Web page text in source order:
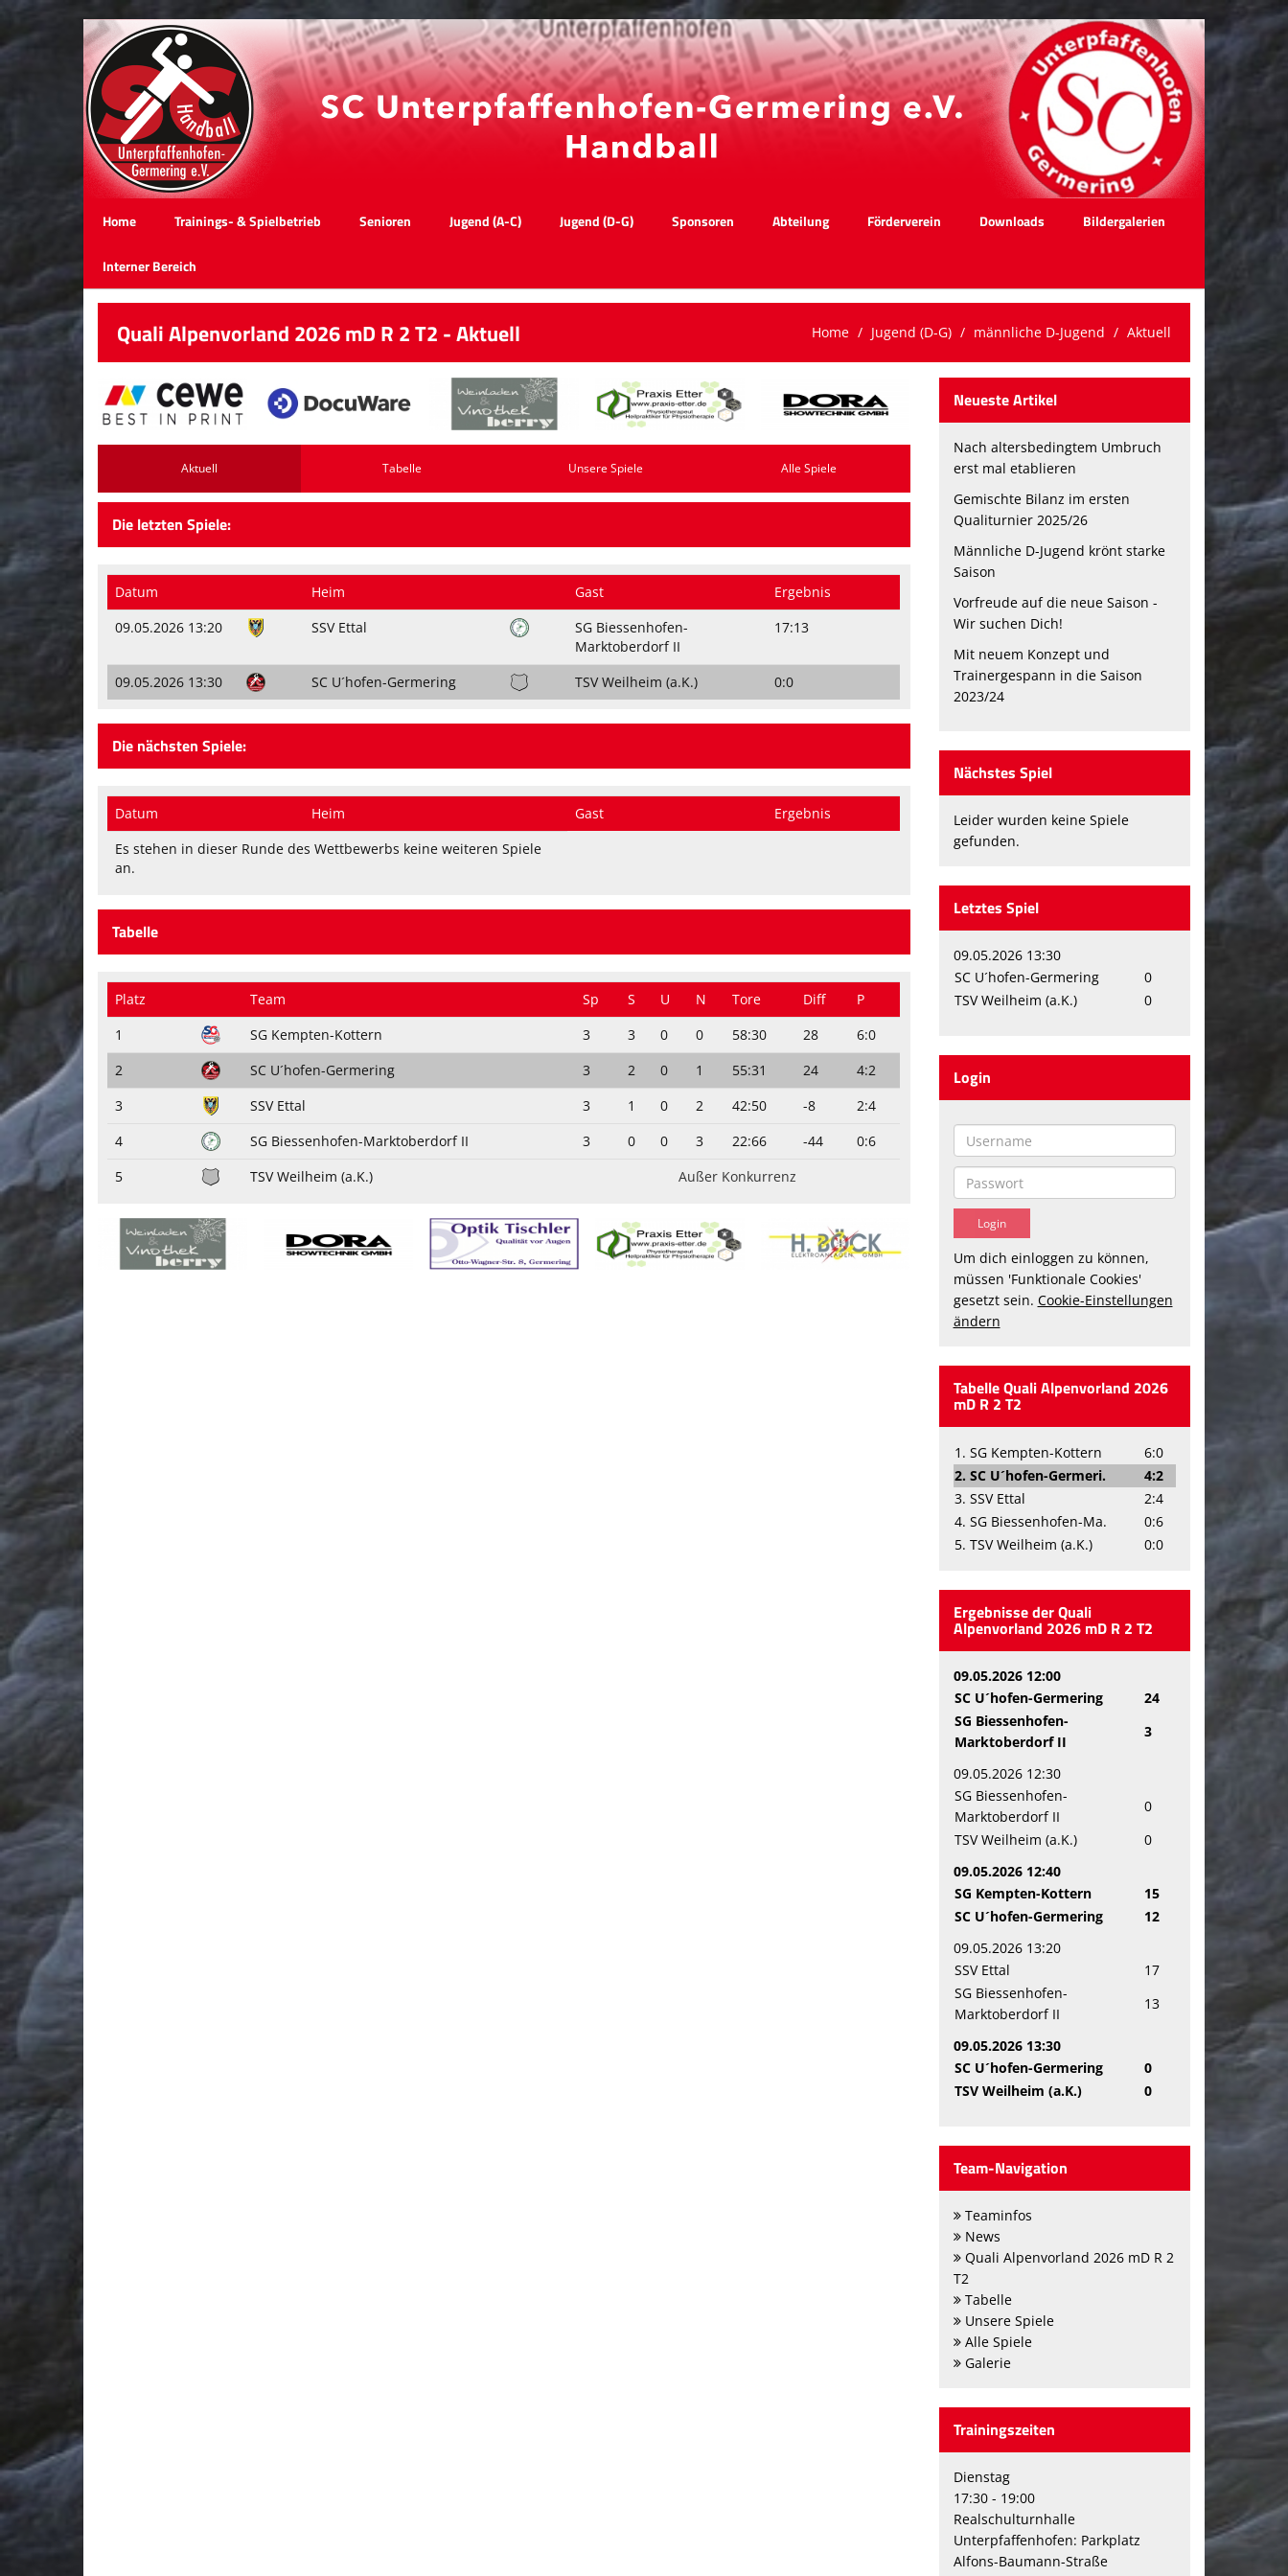
Home Trainings- & Spielbetrieb Senioren Jugend (A-C) Jugend (D-G) Sponsoren Abteilung Förderverein Downloads Bildergalerien
Interner Bereich
Quali Alpenvorland 2026 mD R 2 T2 - Aktuell Home Jugend (D-G) männliche D-Jugend Aktuell
Aktuell Tabelle Unsere Spiele Alle Spiele
Die letzten Spiele:
Datum Heim Gast
Ergebnis
09.05.2026 13:20
SSV Ettal
SG Biessenhofen-
Marktoberdorf II
17:13
09.05.2026 13:30 SC U´hofen-Germering TSV Weilheim (a.K.) 0:0
Die nächsten Spiele:
Datum Heim Gast
Ergebnis
Es stehen in dieser Runde des Wettbewerbs keine weiteren Spiele
an.
Tabelle
Platz Team Sp S U N Tore Diff
P
1
SG Kempten-Kottern 3 3 0 0 58:30 28
6:0
2
SC U´hofen-Germering 3 2 0 1 55:31 24
4:2
3
SSV Ettal 3 1 0 2 42:50 -8
2:4
4
SG Biessenhofen-Marktoberdorf II 3 0 0 3 22:66 -44
0:6
5
TSV Weilheim (a.K.) Außer Konkurrenz
Neueste Artikel
Nach altersbedingtem Umbruch
erst mal etablieren
Gemischte Bilanz im ersten
Qualiturnier 2025/26
Männliche D-Jugend krönt starke
Saison
Vorfreude auf die neue Saison -
Wir suchen Dich!
Mit neuem Konzept und
Trainergespann in die Saison
2023/24
Nächstes Spiel
Leider wurden keine Spiele
gefunden.
Letztes Spiel
09.05.2026 13:30
SC U´hofen-Germering
0
TSV Weilheim (a.K.)
0
Login
Um dich einloggen zu können,
müssen 'Funktionale Cookies'
gesetzt sein. Cookie-Einstellungen
ändern
Tabelle Quali Alpenvorland 2026
mD R 2 T2
1. SG Kempten-Kottern
6:0
2. SC U´hofen-Germeri.
4:2
3. SSV Ettal
2:4
4. SG Biessenhofen-Ma.
0:6
5. TSV Weilheim (a.K.)
0:0
Ergebnisse der Quali
Alpenvorland 2026 mD R 2 T2
09.05.2026 12:00
SC U´hofen-Germering
24
SG Biessenhofen-
Marktoberdorf II
3
09.05.2026 12:30
SG Biessenhofen-
Marktoberdorf II
0
TSV Weilheim (a.K.)
0
09.05.2026 12:40
SG Kempten-Kottern
15
SC U´hofen-Germering
12
09.05.2026 13:20
SSV Ettal
17
SG Biessenhofen-
Marktoberdorf II
13
09.05.2026 13:30
SC U´hofen-Germering
0
TSV Weilheim (a.K.)
0
Team-Navigation
Teaminfos
News
Quali Alpenvorland 2026 mD R 2
T2
Tabelle
Unsere Spiele
Alle Spiele
Galerie
Trainingszeiten
Dienstag
17:30 - 19:00
Realschulturnhalle
Unterpfaffenhofen: Parkplatz
Alfons-Baumann-Straße